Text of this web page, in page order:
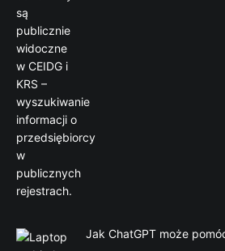
Jak ChatGPT może